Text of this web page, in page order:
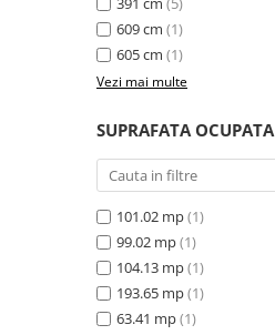
609 cm (1)
605 cm (1)
Vezi mai multe
SUPRAFATA OCUPATA
101.02 mp(1)
99.02 mp(1)
104.13 mp(1)
193.65 mp(1)
63.41 mp(1)